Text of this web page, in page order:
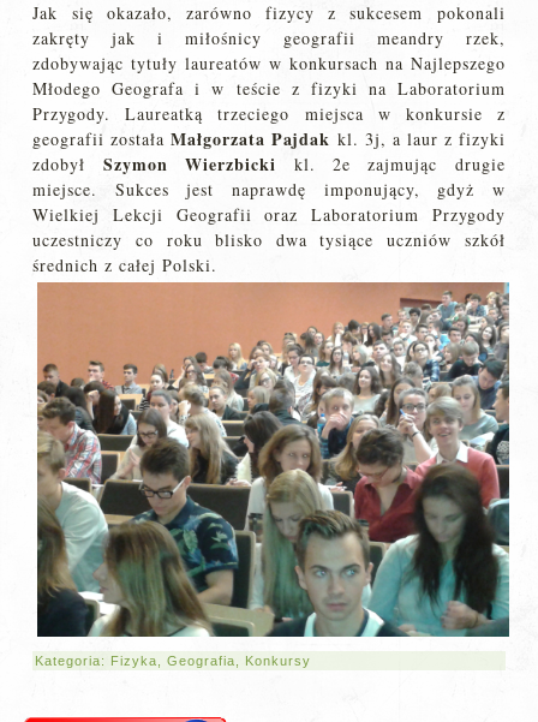
Jak się okazało, zarówno fizycy z sukcesem pokonali
zakręty jak i miłośnicy geografii meandry rzek,
zdobywając tytuły laureatów w konkursach na Najlepszego
Młodego Geografa i w teście z fizyki na Laboratorium
Przygody. Laureatką trzeciego miejsca w konkursie z
geografii zostałaMałgorzata Pajdak kl. 3j, a laur z fizyki
zdobył Szymon Wierzbicki kl. 2e zajmując drugie
miejsce. Sukces jest naprawdę imponujący, gdyż w
Wielkiej Lekcji Geografii oraz Laboratorium Przygody
uczestniczy co roku blisko dwa tysiące uczniów szkół
średnich z całej Polski.
Kategoria: Fizyka ,Geografia Konkursy